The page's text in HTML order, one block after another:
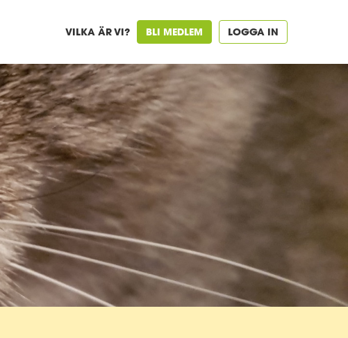
VILKA ÄR VI? BLI MEDLEM LOGGA IN